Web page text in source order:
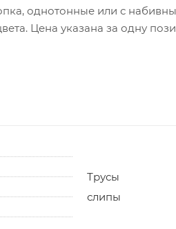
однотонные или с
Цена указана за одну
Трусы
слипы